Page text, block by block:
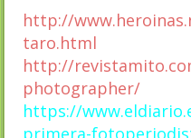
http://
taro.html
http://
photographer/
https://
primera-